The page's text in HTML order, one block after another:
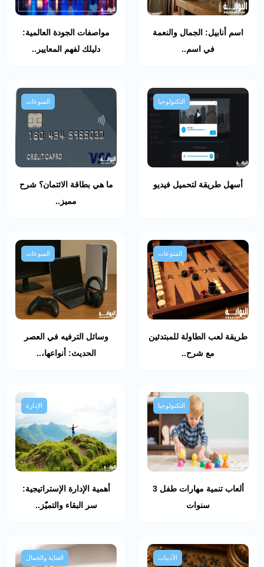
اسم أنابيل: الجمال والنعمة
في اسم..
مواصفات الجودة العالمية:
دليلك لفهم المعايير..
التكنولوجيا
أسهل طريقة لتحميل فيديو
المنوعات
ما هي بطاقة الائتمان؟ شرح
مميز..
المنوعات
طريقة لعب الطاولة للمبتدئين
مع شرح..
المنوعات
وسائل الترفيه في العصر
الحديث: أنواعها،..
التكنولوجيا
ألعاب تنمية مهارات طفل 3
سنوات
الإدارة
أهمية الإدارة الإستراتيجية:
سر البقاء والتميّز..
الأدبيات العناية والجمال